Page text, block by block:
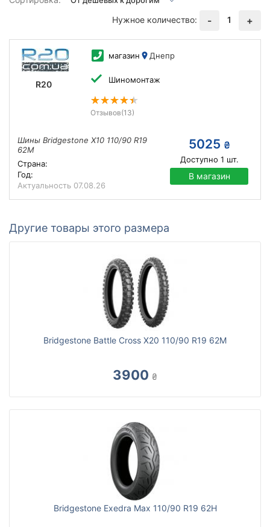
Нужное количество:
- 1 +
R20
магазин Днепр
Шиномонтаж
Отзывов(13)
Шины Bridgestone X10 110/90 R19
62M
Страна:
Год:
Актуальность 07.08.26
5025 ₴
Доступно 1 шт.
В магазин
Другие товары этого размера
Bridgestone Battle Cross X20 110/90 R19 62M
3900 ₴
Bridgestone Exedra Max 110/90 R19 62H